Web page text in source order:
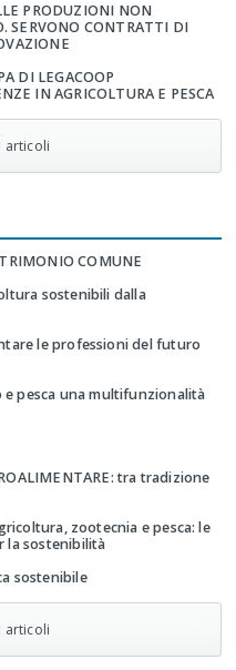
PRODUZIONI NON
SERVONO CONTRATTI DI
DI LEGACOOP
IN AGRICOLTURA E PESCA
articoli
COMUNE
sostenibili dalla
le professioni del futuro
e pesca una multifunzionalità
tra tradizione
zootecnia e pesca: le
la sostenibilità
sostenibile
articoli